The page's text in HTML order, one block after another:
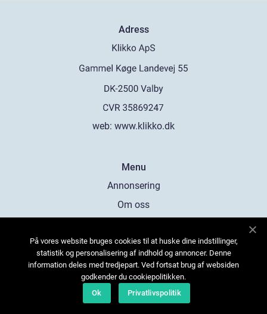
Adress
web: www.klikko.dk
Menu
Annonsering
Om oss
Kontakta oss
Sitemap
På vores website bruges cookies til at huske dine indstillinger,
statistik og personalisering af indhold og annoncer. Denne
information deles med tredjepart. Ved fortsat brug af websiden
godkender du cookiepolitikken.
Ok
Privatlivspolitik